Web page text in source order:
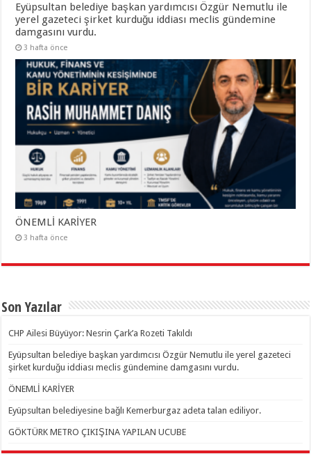
Eyüpsultan belediye başkan yardımcısı Özgür Nemutlu ile
yerel gazeteci şirket kurduğu iddiası meclis gündemine
damgasını vurdu.
3 hafta önce
ÖNEMLİ KARİYER
3 hafta önce
Son Yazılar
CHP Ailesi Büyüyor: Nesrin Çark’a Rozeti Takıldı
Eyüpsultan belediye başkan yardımcısı Özgür Nemutlu ile yerel gazeteci
şirket kurduğu iddiası meclis gündemine damgasını vurdu.
ÖNEMLİ KARİYER
Eyüpsultan belediyesine bağlı Kemerburgaz adeta talan ediliyor.
GÖKTÜRK METRO ÇIKIŞINA YAPILAN UCUBE